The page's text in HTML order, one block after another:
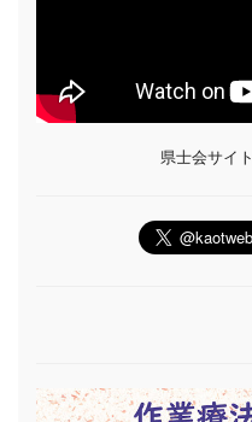
県士会サイ